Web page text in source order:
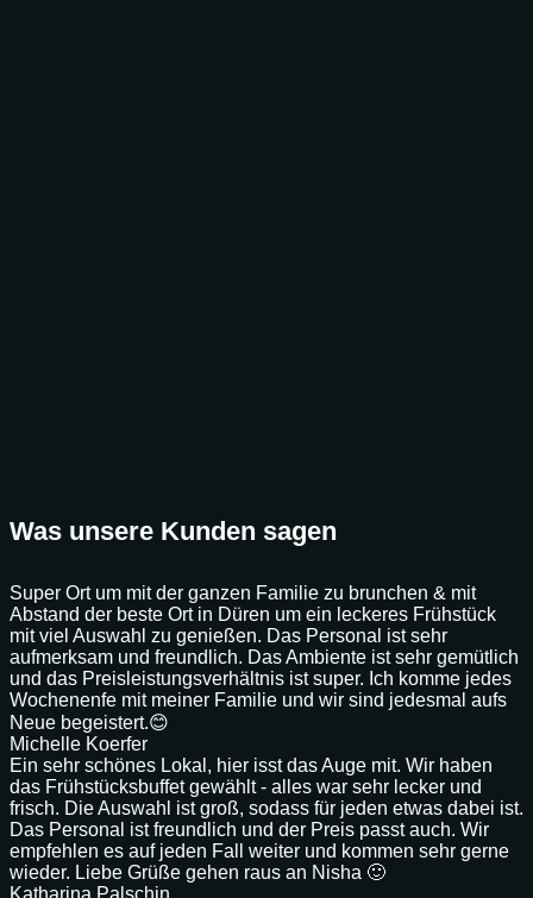
Was unsere Kunden sagen
Super Ort um mit der ganzen Familie zu brunchen & mit
Abstand der beste Ort in Düren um ein leckeres Frühstück
mit viel Auswahl zu genießen. Das Personal ist sehr
aufmerksam und freundlich. Das Ambiente ist sehr gemütlich
und das Preisleistungsverhältnis ist super. Ich komme jedes
Wochenenfe mit meiner Familie und wir sind jedesmal aufs
Neue begeistert.😊
Michelle Koerfer
Ein sehr schönes Lokal, hier isst das Auge mit. Wir haben
das Frühstücksbuffet gewählt - alles war sehr lecker und
frisch. Die Auswahl ist groß, sodass für jeden etwas dabei ist.
Das Personal ist freundlich und der Preis passt auch. Wir
empfehlen es auf jeden Fall weiter und kommen sehr gerne
wieder. Liebe Grüße gehen raus an Nisha 🙂
Katharina Palschin